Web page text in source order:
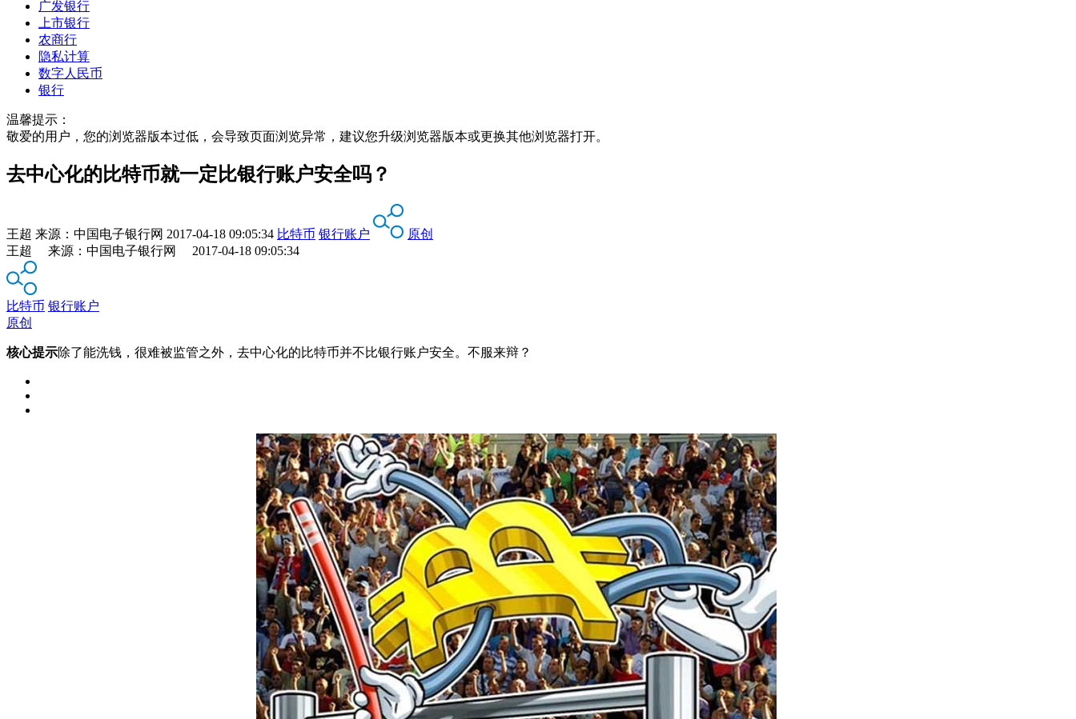
广发银行
上市银行
农商行
隐私计算
数字人民币
银行
温馨提示：
敬爱的用户，您的浏览器版本过低，会导致页面浏览异常，建议您升级浏览器版本或更换其他浏览器打开。
去中心化的比特币就一定比银行账户安全吗？
王超 来源： 中国电子银行网 2017-04-18 09:05:34 比特币 银行账户
原创
王超 来源：中国电子银行网 2017-04-18 09:05:34
比特币 银行账户
原创
核心提示除了能洗钱，很难被监管之外，去中心化的比特币并不比银行账户安全。不服来辩？